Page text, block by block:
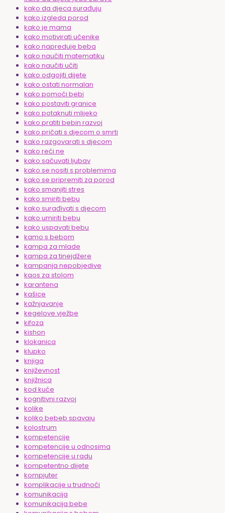
kako da djeca surađuju
kako izgleda porod
kako je mama
kako motivirati učenike
kako napreduje beba
kako naučiti matematiku
kako naučiti učiti
kako odgojiti dijete
kako ostati normalan
kako pomoći bebi
kako postaviti granice
kako potaknuti mlijeko
kako pratiti bebin razvoj
kako pričati s djecom o smrti
kako razgovarati s djecom
kako reći ne
kako sačuvati ljubav
kako se nositi s problemima
kako se pripremiti za porod
kako smanjiti stres
kako smiriti bebu
kako surađivati s djecom
kako umiriti bebu
kako uspavati bebu
kamo s bebom
kampa za mlade
kampa za tinejdžere
kampanja nepobjedive
kaos za stolom
karantena
kašice
kažnjavanje
kegelove vježbe
kifoza
kishon
klokanica
klupko
knjiga
književnost
knjižnica
kod kuće
kognitivni razvoj
kolike
koliko bebeb spavaju
kolostrum
kompetencije
kompetencije u odnosima
kompetencije u radu
kompetentno dijete
kompjuter
komplikacije u trudnoći
komunikacija
komunikacija bebe